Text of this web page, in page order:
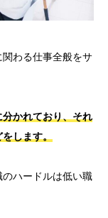
わる仕事全般をサ
かれており、それ
をします。
ハードルは低い職